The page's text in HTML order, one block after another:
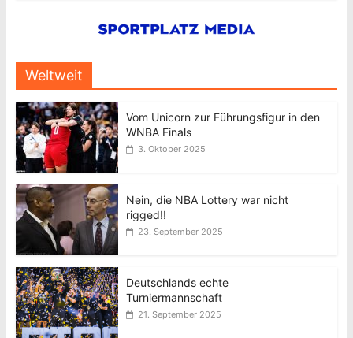
Weltweit
Vom Unicorn zur Führungsfigur in den
WNBA Finals
3. Oktober 2025
Nein, die NBA Lottery war nicht
rigged!!
23. September 2025
Deutschlands echte
Turniermannschaft
21. September 2025